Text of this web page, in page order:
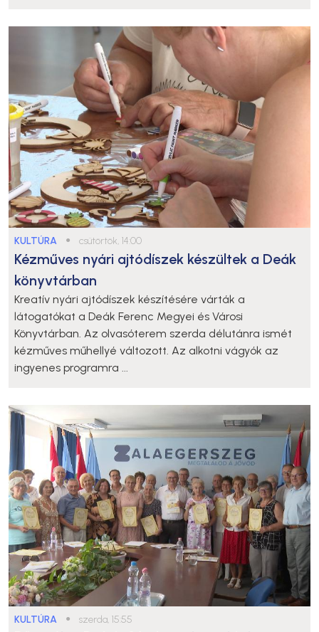
KULTÚRA ● csütörtök, 14:00
Kézműves nyári ajtódíszek készültek a Deák
könyvtárban
Kreatív nyári ajtódíszek készítésére várták a
látogatókat a Deák Ferenc Megyei és Városi
Könyvtárban. Az olvasóterem szerda délutánra ismét
kézműves műhellyé változott. Az alkotni vágyók az
ingyenes programra ...
KULTÚRA ● szerda, 15:55